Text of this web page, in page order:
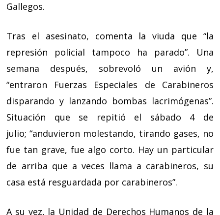
Gallegos.
Tras el asesinato, comenta la viuda que “la
represión policial tampoco ha parado”. Una
semana después, sobrevoló un avión y,
“entraron Fuerzas Especiales de Carabineros
disparando y lanzando bombas lacrimógenas”.
Situación que se repitió el sábado 4 de
julio; “anduvieron molestando, tirando gases, no
fue tan grave, fue algo corto. Hay un particular
de arriba que a veces llama a carabineros, su
casa está resguardada por carabineros”.
A su vez, la Unidad de Derechos Humanos de la